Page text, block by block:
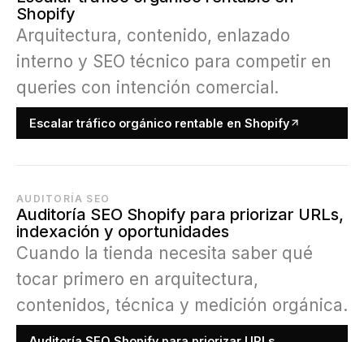
Shopify
Arquitectura, contenido, enlazado
interno y SEO técnico para competir en
queries con intención comercial.
Escalar tráfico orgánico rentable en Shopify
AUDITORÍA SEO
Auditoría SEO Shopify para priorizar URLs,
indexación y oportunidades
Cuando la tienda necesita saber qué
tocar primero en arquitectura,
contenidos, técnica y medición orgánica.